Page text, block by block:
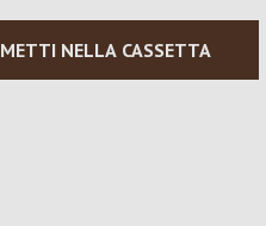
METTI NELLA CASSETTA